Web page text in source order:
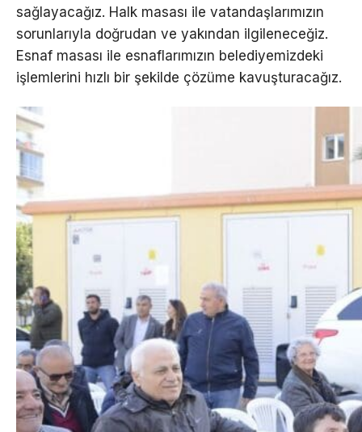
sağlayacağız. Halk masası ile vatandaşlarımızın
sorunlarıyla doğrudan ve yakından ilgileneceğiz.
Esnaf masası ile esnaflarımızın belediyemizdeki
işlemlerini hızlı bir şekilde çözüme kavuşturacağız.